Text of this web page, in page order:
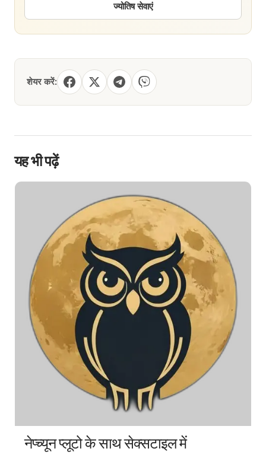
ज्योतिष सेवाएं
शेयर करें:
यह भी पढ़ें
नेप्च्यून प्लूटो के साथ सेक्सटाइल में